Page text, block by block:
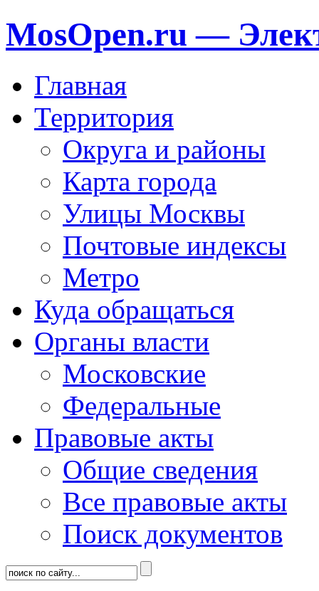
MosOpen.ru —
Главная
Территория
Округа и районы
Карта города
Улицы Москвы
Почтовые индексы
Метро
Куда обращаться
Органы власти
Московские
Федеральные
Правовые акты
Общие сведения
Все правовые акты
Поиск документов